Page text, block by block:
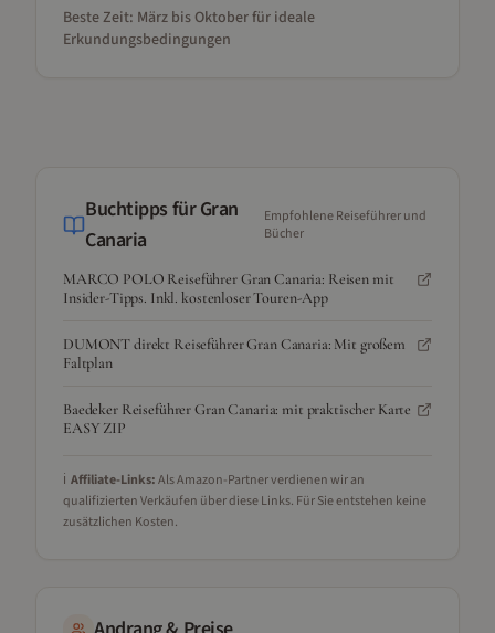
Beste Zeit: März bis Oktober für ideale
Erkundungsbedingungen
Buchtipps fürGran
Canaria
Empfohlene Reiseführer und
Bücher
MARCO POLO Reiseführer Gran Canaria: Reisen mit
Insider-Tipps. Inkl. kostenloser Touren-App
DUMONT direkt Reiseführer Gran Canaria: Mit großem
Faltplan
Baedeker Reiseführer Gran Canaria: mit praktischer Karte
EASY ZIP
ℹ️ Affiliate-Links:Als Amazon-Partner verdienen wir an
qualifizierten Verkäufen über diese Links. Für Sie entstehen keine
zusätzlichen Kosten.